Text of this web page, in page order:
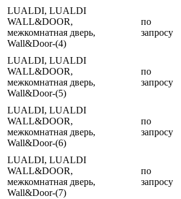
LUALDI, LUALDI
WALL&DOOR,
межкомнатная дверь,
Wall&Door-(4)
по
запросу
LUALDI, LUALDI
WALL&DOOR,
межкомнатная дверь,
Wall&Door-(5)
по
запросу
LUALDI, LUALDI
WALL&DOOR,
межкомнатная дверь,
Wall&Door-(6)
по
запросу
LUALDI, LUALDI
WALL&DOOR,
межкомнатная дверь,
Wall&Door-(7)
по
запросу